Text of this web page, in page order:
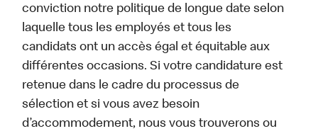
conviction notre politique de longue date selon
laquelle tous les employés et tous les
candidats ont un accès égal et équitable aux
différentes occasions. Si votre candidature est
retenue dans le cadre du processus de
sélection et si vous avez besoin
d’accommodement, nous vous trouverons ou